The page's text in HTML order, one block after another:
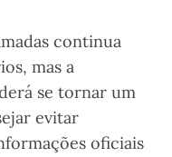
continua
mas a
se tornar um
evitar
oficiais